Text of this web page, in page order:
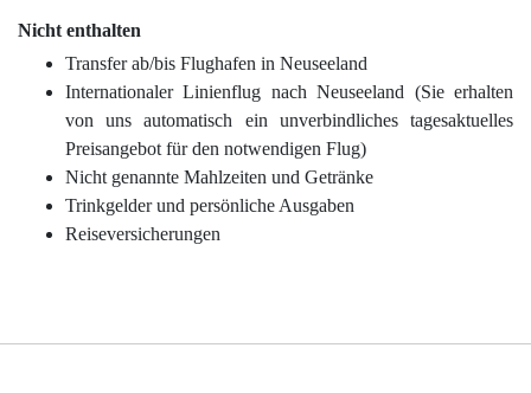
Nicht enthalten
Transfer ab/bis Flughafen in Neuseeland
Internationaler Linienflug nach Neuseeland (Sie erhalten
von uns automatisch ein unverbindliches tagesaktuelles
Preisangebot für den notwendigen Flug)
Nicht genannte Mahlzeiten und Getränke
Trinkgelder und persönliche Ausgaben
Reiseversicherungen